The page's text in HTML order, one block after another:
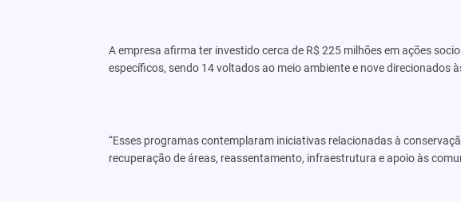
A empresa afirma ter investido cerca de R$ 225 milhões em ações
específicos, sendo 14 voltados ao meio ambiente e nove direcionados
“Esses programas contemplaram iniciativas relacionadas à
recuperação de áreas, reassentamento, infraestrutura e apoio às